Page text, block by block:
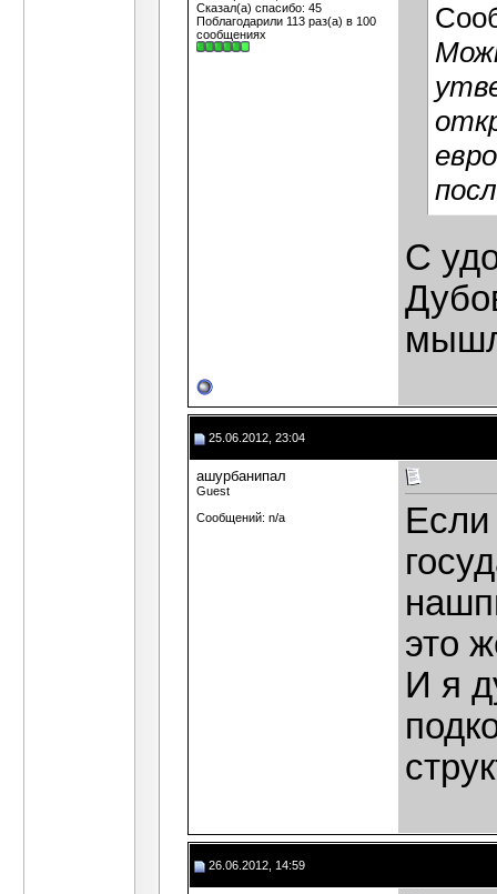
Сказал(а) спасибо: 45
Поблагодарили 113 раз(а) в 100
сообщениях
С
25.06.2012, 23:04
ашурбанипал
Guest
Сообщений: n/a
это
И я
26.06.2012, 14:59